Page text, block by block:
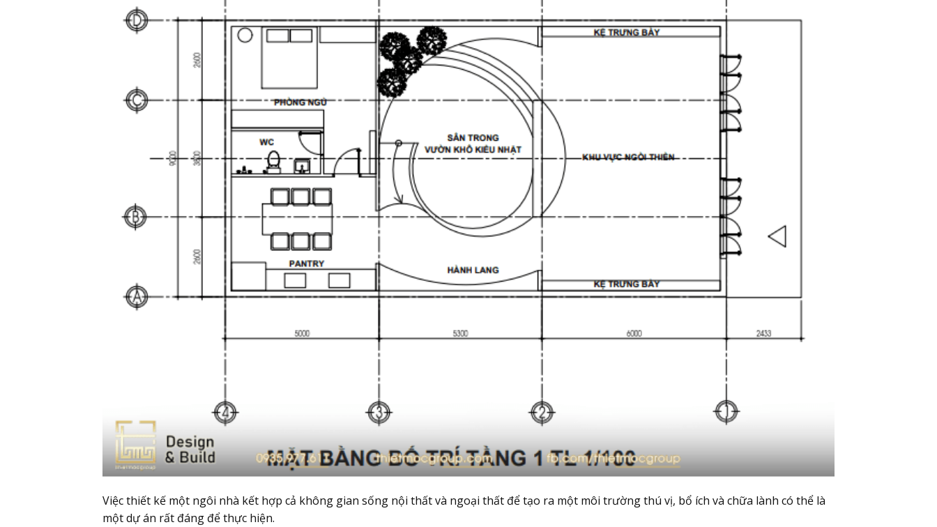
Việc thiết kế một ngôi nhà kết hợp cả không gian sống nội thất và ngoại thất để tạo ra một môi trường thú vị, bổ ích và chữa lành có thể là
một dự án rất đáng để thực hiện.